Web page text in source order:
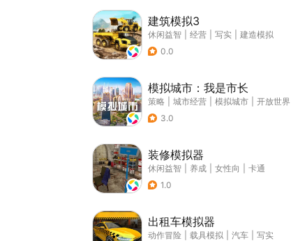
建筑模拟3
休闲益智 经营 写实
建造模拟
0.0
模拟城市：我是市长
策略 城市经营 模拟城市
开放世界
3.0
装修模拟器
休闲益智 养成 女性向
卡通
1.0
出租车模拟器
动作冒险 载具模拟 汽车
写实